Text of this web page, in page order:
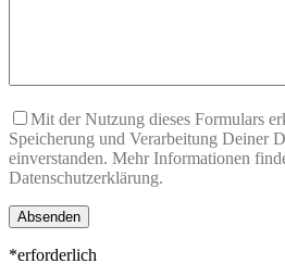
Mit der Nutzung dieses Formulars
Speicherung und Verarbeitung Deiner
einverstanden. Mehr Informationen
Datenschutzerklärung.
*erforderlich